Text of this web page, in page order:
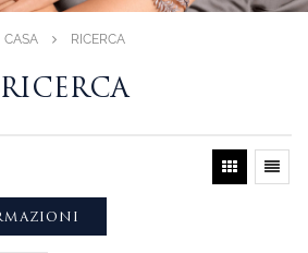
CASA RICERCA
RICERCA